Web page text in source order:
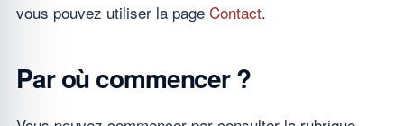
vous pouvez utiliser la page Contact.
Par où commencer ?